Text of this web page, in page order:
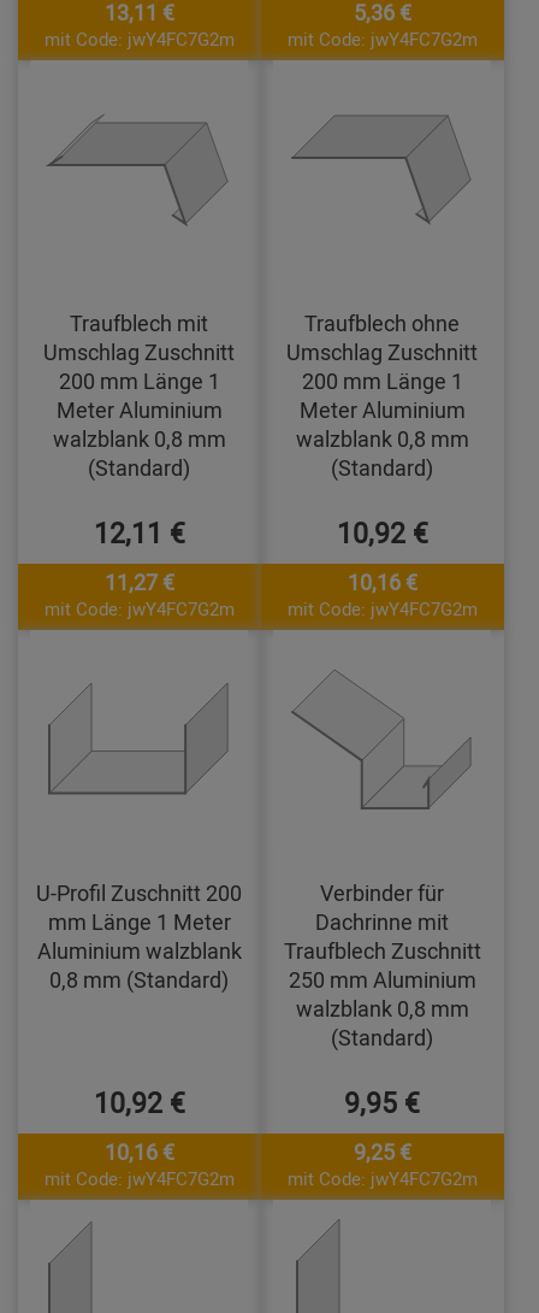
13,11 €
mit Code: jwY4FC7G2m
5,36 €
mit Code: jwY4FC7G2m
Traufblech mit
Umschlag Zuschnitt
200 mm Länge 1
Meter Aluminium
walzblank 0,8 mm
(Standard)
12,11 €
11,27 €
mit Code: jwY4FC7G2m
Traufblech ohne
Umschlag Zuschnitt
200 mm Länge 1
Meter Aluminium
walzblank 0,8 mm
(Standard)
10,92 €
10,16 €
mit Code: jwY4FC7G2m
U-Profil Zuschnitt 200
mm Länge 1 Meter
Aluminium walzblank
0,8 mm (Standard)
10,92 €
10,16 €
mit Code: jwY4FC7G2m
Verbinder für
Dachrinne mit
Traufblech Zuschnitt
250 mm Aluminium
walzblank 0,8 mm
(Standard)
9,95 €
9,25 €
mit Code: jwY4FC7G2m